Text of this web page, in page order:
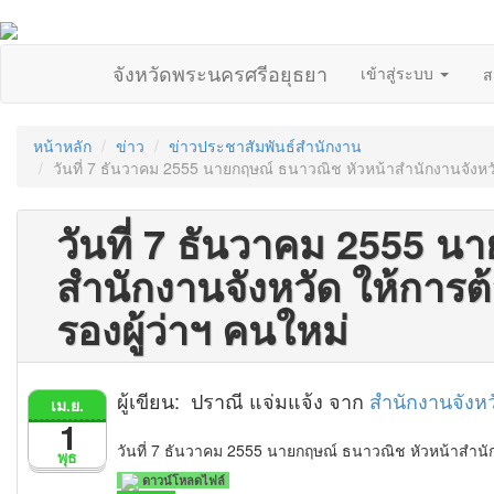
จังหวัดพระนครศรีอยุธยา เข้าสู่ระบบ
หน้าหลัก ข่าว
ข่าวประชาสัมพันธ์สำนักงาน
วันที่ 7 ธันวาคม 2555 นายกฤษณ์ ธนาวณิช หัวหน้าสำนักงานจัง
วันที่ 7 ธันวาคม 2555
สำนักงานจังหวัด ให้กา
รองผู้ว่าฯ คนใหม่
พุธ
เม.ย.
1
ผู้เขียน: ปราณี แจ่มแจ้ง จาก สำนักงานจัง
วันที่ 7 ธันวาคม 2555 นายกฤษณ์ ธนาวณิช หัวหน้าสำ
ดาวน์โหลดไฟล์